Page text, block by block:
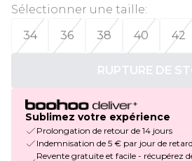
Sélectionner une taille:
34
36 38 40 42
RUPTURE DE
Sublimez votre expérience
Prolongation de retour de 14 jours
Indemnisation de 5 € par jour de
Revente gratuite et facile - récupérez